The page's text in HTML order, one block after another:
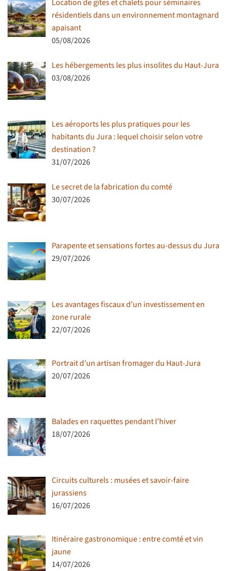
Location de gîtes et chalets pour séminaires
résidentiels dans un environnement montagnard
apaisant
05/08/2026
Les hébergements les plus insolites du Haut-Jura
03/08/2026
Les aéroports les plus pratiques pour les
habitants du Jura : lequel choisir selon votre
destination ?
31/07/2026
Le secret de la fabrication du comté
30/07/2026
Parapente et sensations fortes au-dessus du Jura
29/07/2026
Les avantages fiscaux d’un investissement en
zone rurale
22/07/2026
Portrait d’un artisan fromager du Haut-Jura
20/07/2026
Balades en raquettes pendant l’hiver
18/07/2026
Circuits culturels : musées et savoir-faire
jurassiens
16/07/2026
Itinéraire gastronomique : entre comté et vin
jaune
14/07/2026